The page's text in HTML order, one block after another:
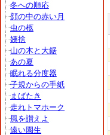
冬への順応
顔の中の赤い月
虫の柩
姨捨
山の木と大鋸
あの夏
眠れる分度器
子規からの手紙
まばたき
走れトマホーク
風を讃えよ
遠い園生